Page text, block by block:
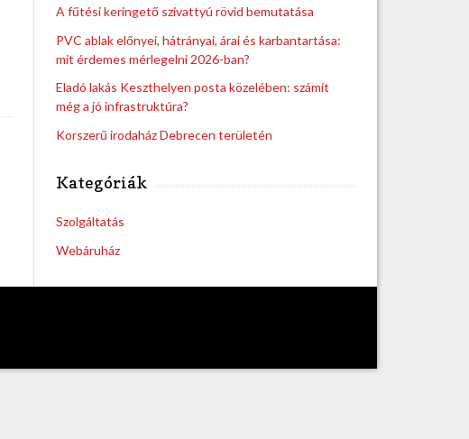
A fűtési keringető szivattyú rövid bemutatása
PVC ablak előnyei, hátrányai, árai és karbantartása:
mit érdemes mérlegelni 2026-ban?
Eladó lakás Keszthelyen posta közelében: számít
még a jó infrastruktúra?
Korszerű irodaház Debrecen területén
Kategóriák
Szolgáltatás
Webáruház